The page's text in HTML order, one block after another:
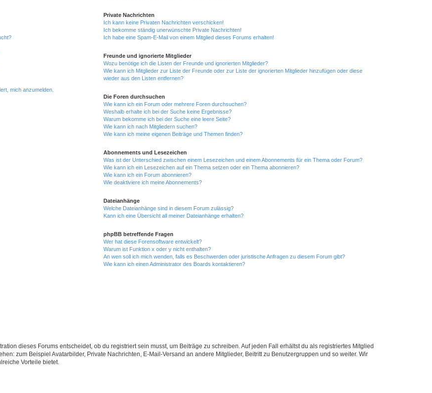
mich anzumelden.
Private Nachrichten
Ich kann keine Privaten Nachrichten verschicken!
Ich bekomme ständig unerwünschte Private Nachrichten!
Ich habe eine Spam-E-Mail von einem Mitglied dieses Forums erhalten!
Freunde und ignorierte Mitglieder
Wozu benötige ich die Listen der Freunde und ignorierten Mitglieder?
Wie kann ich Mitglieder zur Liste der Freunde oder zur Liste der ignorierten Mitglieder hinzufügen oder diese
wieder aus den Listen entfernen?
Die Foren durchsuchen
Wie kann ich ein Forum oder mehrere Foren durchsuchen?
Weshalb erhalte ich bei der Suche keine Ergebnisse?
Warum bekomme ich bei der Suche eine leere Seite?
Wie kann ich nach Mitgliedern suchen?
Wie kann ich meine eigenen Beiträge und Themen finden?
Abonnements und Lesezeichen
Was ist der Unterschied zwischen einem Lesezeichen und einem Abonnements für ein Thema oder Forum?
Wie kann ich ein Lesezeichen auf ein Thema setzen oder ein Thema abonnieren?
Wie kann ich ein Forum abonnieren?
Wie deaktiviere ich meine Abonnements?
Dateianhänge
Welche Dateianhänge sind in diesem Forum zulässig?
Kann ich eine Übersicht all meiner Dateianhänge erhalten?
phpBB betreffende Fragen
Wer hat diese Forensoftware entwickelt?
Warum ist Funktion x oder y nicht enthalten?
An wen soll ich mich wenden, falls es Beschwerden oder juristische Anfragen zu diesem Forum gibt?
Wie kann ich einen Administrator des Boards kontaktieren?
dieses Forums entscheidet, ob du registriert sein musst, um Beiträge zu schreiben. Auf jeden Fall erhältst du als registriertes Mitglied
zum Beispiel Avatarbilder, Private Nachrichten, E-Mail-Versand an andere Mitglieder, Beitritt zu Benutzergruppen und so weiter. Wir
Vorteile bietet.